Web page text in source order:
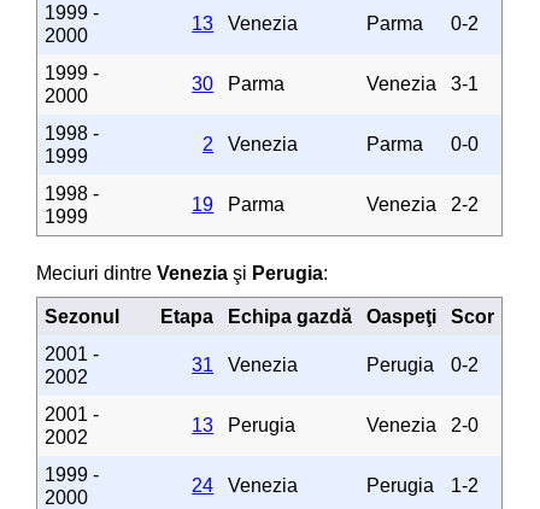
1999 -
2000
13 Venezia Parma 0-2
1999 -
2000
30 Parma Venezia 3-1
1998 -
1999
2 Venezia Parma 0-0
1998 -
1999
19 Parma Venezia 2-2
Meciuri dintreVenezia şi Perugia:
Sezonul Etapa Echipa gazdă Oaspeţi
Scor
2001 -
2002
31 Venezia Perugia 0-2
2001 -
2002
13 Perugia Venezia 2-0
1999 -
2000
24 Venezia Perugia 1-2